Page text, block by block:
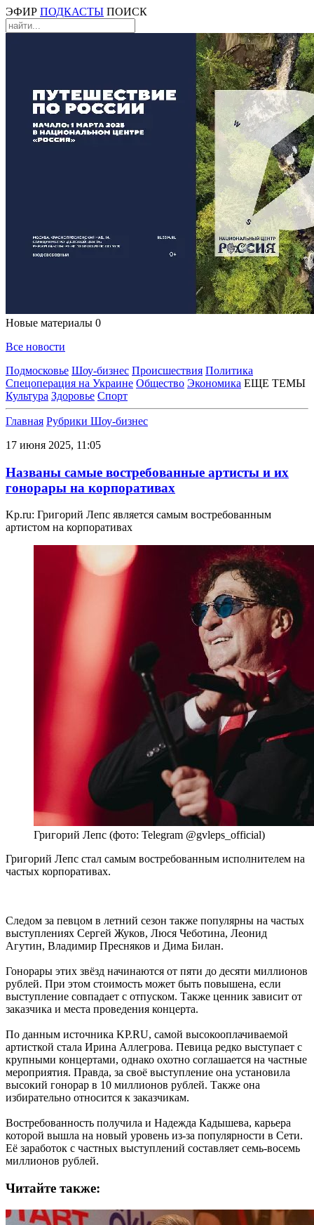
ЭФИР ПОДКАСТЫ ПОИСК
Новые материалы 0
Все новости
Подмосковье Шоу-бизнес Происшествия Политика
Спецоперация на Украине Общество Экономика ЕЩЕ ТЕМЫ
Культура Здоровье Спорт
Главная Рубрики Шоу-бизнес
17 июня 2025, 11:05
Названы самые востребованные артисты и их
гонорары на корпоративах
Kp.ru: Григорий Лепс является самым востребованным
артистом на корпоративах
Григорий Лепс (фото: Telegram @gvleps_official)
Григорий Лепс стал самым востребованным исполнителем на
частых корпоративах.
Следом за певцом в летний сезон также популярны на частых
выступлениях Сергей Жуков, Люся Чеботина, Леонид
Агутин, Владимир Пресняков и Дима Билан.
Гонорары этих звёзд начинаются от пяти до десяти миллионов
рублей. При этом стоимость может быть повышена, если
выступление совпадает с отпуском. Также ценник зависит от
заказчика и места проведения концерта.
По данным источника KP.RU, самой высокооплачиваемой
артисткой стала Ирина Аллегрова. Певица редко выступает с
крупными концертами, однако охотно соглашается на частные
мероприятия. Правда, за своё выступление она установила
высокий гонорар в 10 миллионов рублей. Также она
избирательно относится к заказчикам.
Востребованность получила и Надежда Кадышева, карьера
которой вышла на новый уровень из-за популярности в Сети.
Её заработок с частных выступлений составляет семь-восемь
миллионов рублей.
Читайте также: